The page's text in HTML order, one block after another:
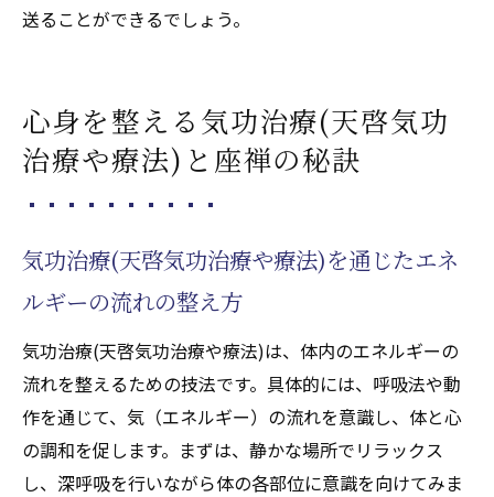
座禅と気功治療(天啓気功治療や療法)を活用
生活のバランスを
新しい生活に気功治療(天啓気功治療や療法)
気功治療(天啓気功治療や療法)と座禅で心身
の新たな調和を
東洋医学の知識で生活の質を向上
気功治療(天啓気功治療や療法)気の活用で得
る生活の充実感
気功治療(天啓気功治療や療法)と座禅の実践
がもたらす新たな視点
送ることができるでしょう。
心身を整える気功治療(天啓気功
治療や療法)と座禅の秘訣
気功治療(天啓気功治療や療法)を通じたエネ
ルギーの流れの整え方
気功治療(天啓気功治療や療法)は、体内のエネルギーの
流れを整えるための技法です。具体的には、呼吸法や動
作を通じて、気（エネルギー）の流れを意識し、体と心
の調和を促します。まずは、静かな場所でリラックス
し、深呼吸を行いながら体の各部位に意識を向けてみま